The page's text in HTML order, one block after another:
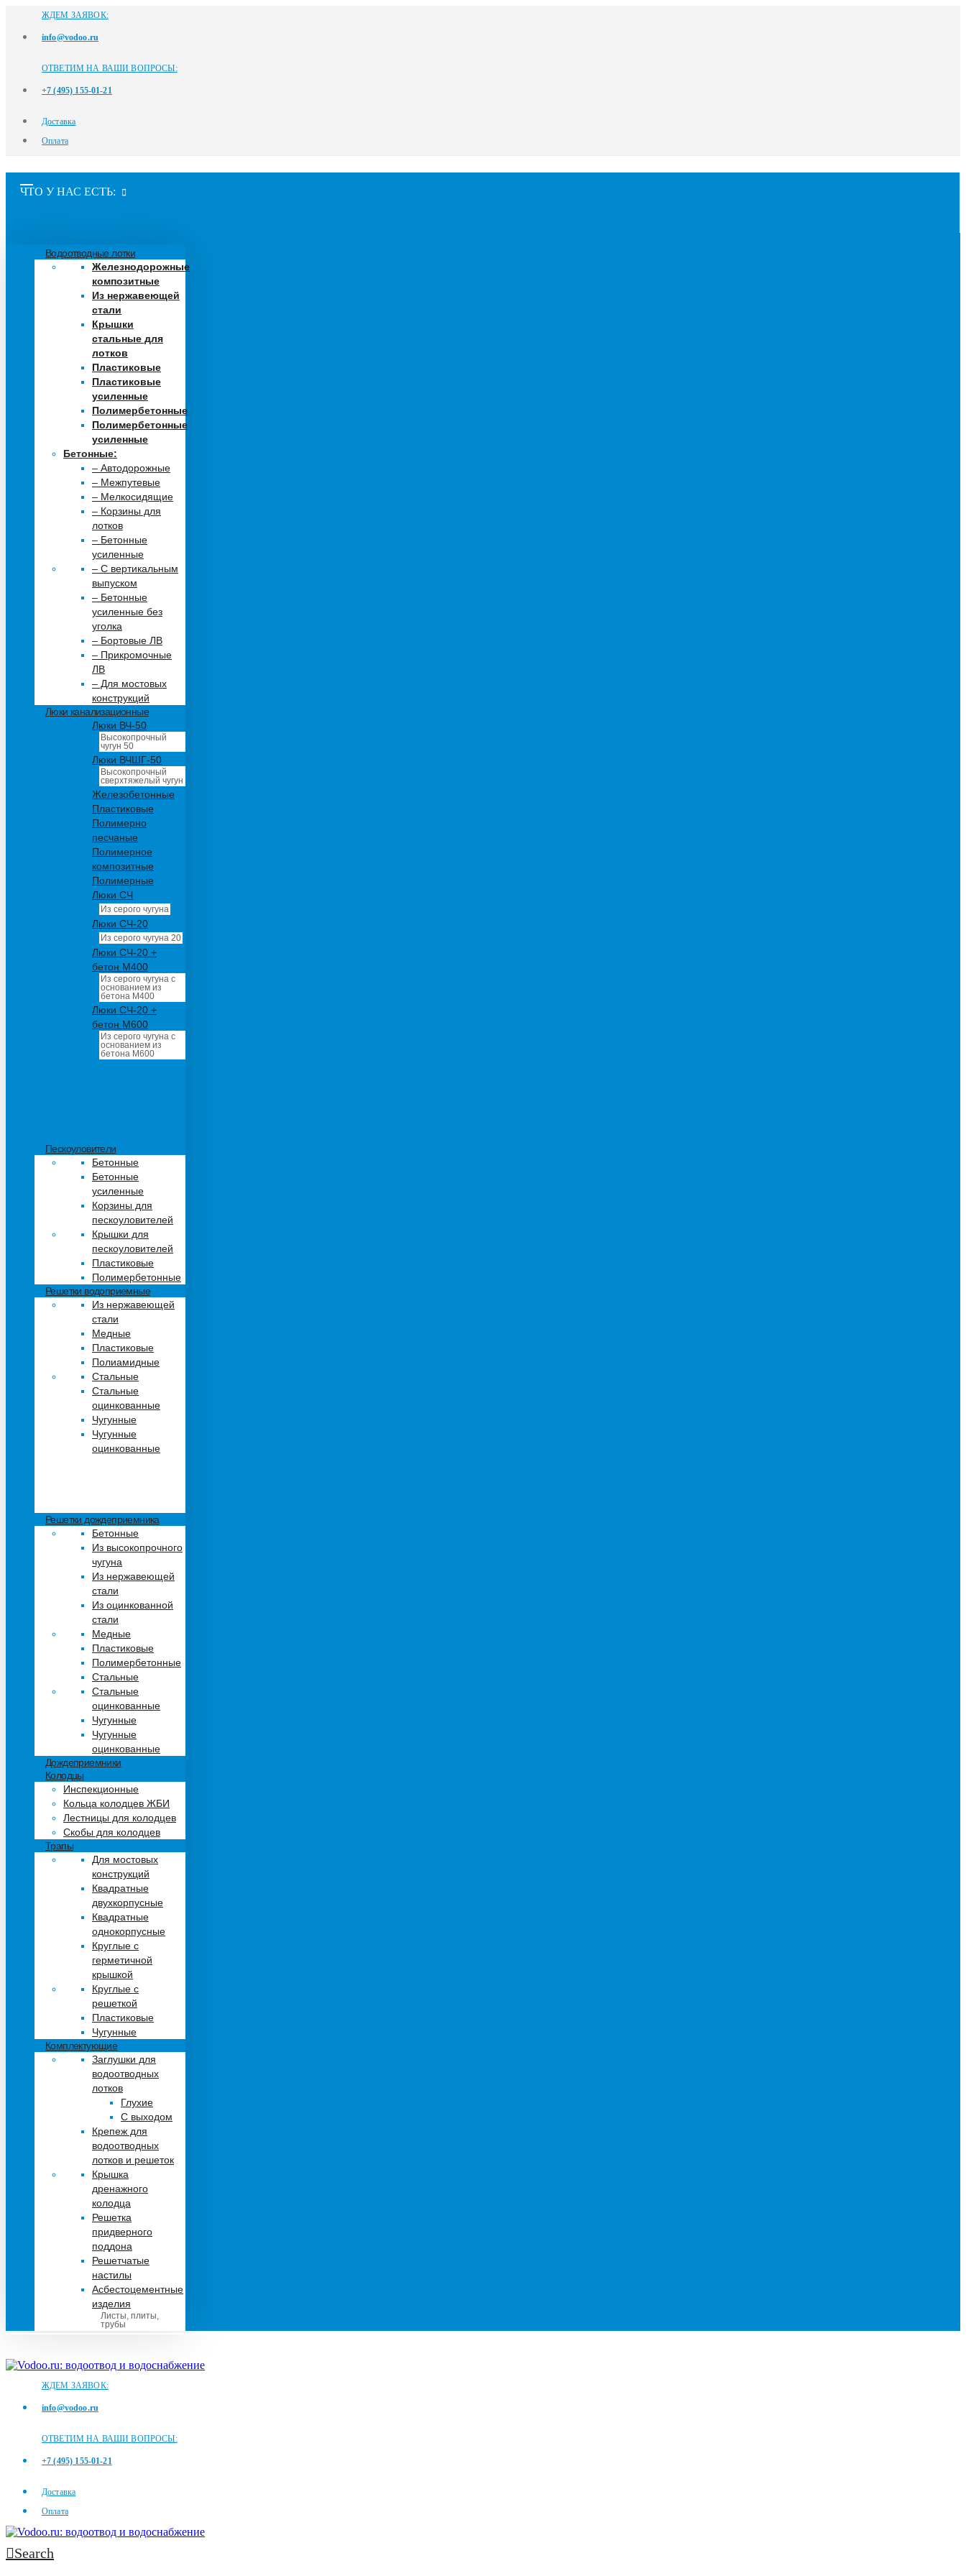
ЖДЕМ ЗАЯВОК:
info@vodoo.ru
ОТВЕТИМ НА ВАШИ ВОПРОСЫ:
+7 (495) 155-01-21
Доставка
Оплата
ЧТО У НАС ЕСТЬ:
Водоотводные лотки
Железнодорожные
композитные
Из нержавеющей
стали
Крышки
стальные для
лотков
Пластиковые
Пластиковые
усиленные
Полимербетонные
Полимербетонные
усиленные
Бетонные:
– Автодорожные
– Межпутевые
– Мелкосидящие
– Корзины для
лотков
– Бетонные
усиленные
– С вертикальным
выпуском
– Бетонные
усиленные без
уголка
– Бортовые ЛВ
– Прикромочные
ЛВ
– Для мостовых
конструкций
Люки канализационные
Люки ВЧ-50
Высокопрочный
чугун 50
Люки ВЧШГ-50
Высокопрочный
сверхтяжелый чугун
Железобетонные
Пластиковые
Полимерно
песчаные
Полимерное
композитные
Полимерные
Люки СЧ
Из серого чугуна
Люки СЧ-20
Из серого чугуна 20
Люки СЧ-20 +
бетон М400
Из серого чугуна с
основанием из
бетона М400
Люки СЧ-20 +
бетон М600
Из серого чугуна с
основанием из
бетона М600
Пескоуловители
Бетонные
Бетонные
усиленные
Корзины для
пескоуловителей
Крышки для
пескоуловителей
Пластиковые
Полимербетонные
Решетки водоприемные
Из нержавеющей
стали
Медные
Пластиковые
Полиамидные
Стальные
Стальные
оцинкованные
Чугунные
Чугунные
оцинкованные
Решетки дождеприемника
Бетонные
Из высокопрочного
чугуна
Из нержавеющей
стали
Из оцинкованной
стали
Медные
Пластиковые
Полимербетонные
Стальные
Стальные
оцинкованные
Чугунные
Чугунные
оцинкованные
Дождеприемники
Колодцы
Инспекционные
Кольца колодцев ЖБИ
Лестницы для колодцев
Скобы для колодцев
Трапы
Для мостовых
конструкций
Квадратные
двухкорпусные
Квадратные
однокорпусные
Круглые с
герметичной
крышкой
Круглые с
решеткой
Пластиковые
Чугунные
Комплектующие
Заглушки для
водоотводных
лотков
Глухие
С выходом
Крепеж для
водоотводных
лотков и решеток
Крышка
дренажного
колодца
Решетка
придверного
поддона
Решетчатые
настилы
Асбестоцементные
изделия
Листы, плиты,
трубы
ЖДЕМ ЗАЯВОК:
info@vodoo.ru
ОТВЕТИМ НА ВАШИ ВОПРОСЫ:
+7 (495) 155-01-21
Доставка
Оплата
Search